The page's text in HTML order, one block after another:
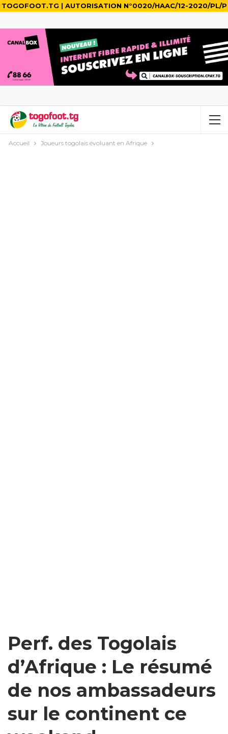
TOGOFOOT.TG | AUTORISATION N°0020/HAAC/12-2020/PL/P
Accueil Joueurs togolais évoluant en Afrique
Perf. des Togolais
d’Afrique : Le résumé
de nos ambassadeurs
sur le continent ce